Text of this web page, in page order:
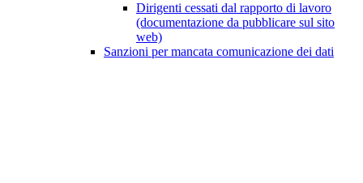
Dirigenti cessati dal rapporto di lavoro
(documentazione da pubblicare sul sito
web)
Sanzioni per mancata comunicazione dei dati